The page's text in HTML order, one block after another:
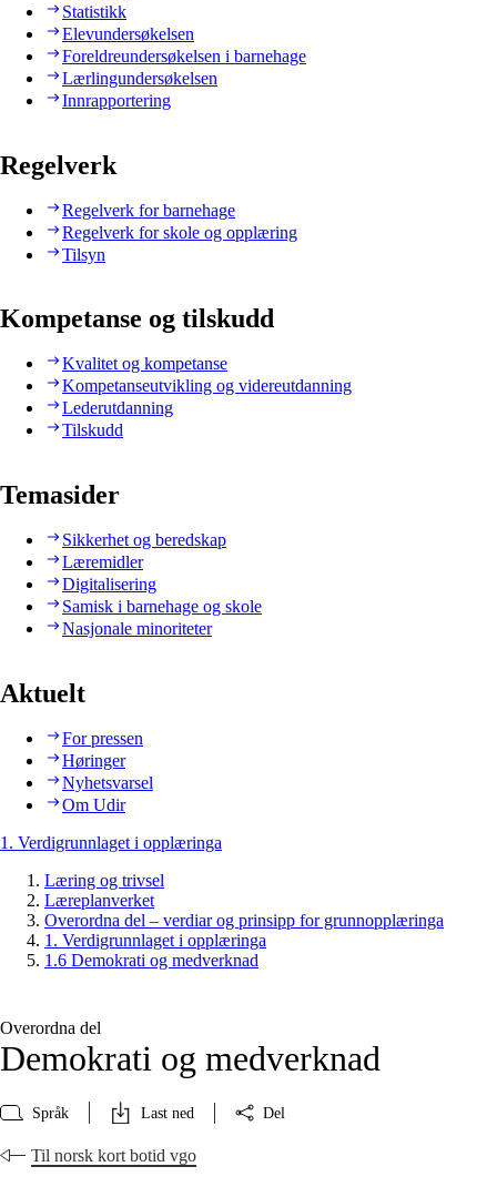
Statistikk
Elevundersøkelsen
Foreldreundersøkelsen i barnehage
Lærlingundersøkelsen
Innrapportering
Regelverk
Regelverk for barnehage
Regelverk for skole og opplæring
Tilsyn
Kompetanse og tilskudd
Kvalitet og kompetanse
Kompetanseutvikling og videreutdanning
Lederutdanning
Tilskudd
Temasider
Sikkerhet og beredskap
Læremidler
Digitalisering
Samisk i barnehage og skole
Nasjonale minoriteter
Aktuelt
For pressen
Høringer
Nyhetsvarsel
Om Udir
1. Verdigrunnlaget i opplæringa
Læring og trivsel
Læreplanverket
Overordna del – verdiar og prinsipp for grunnopplæringa
1. Verdigrunnlaget i opplæringa
1.6 Demokrati og medverknad
Overordna del
Demokrati og medverknad
Språk Last ned Del
Til norsk kort botid vgo